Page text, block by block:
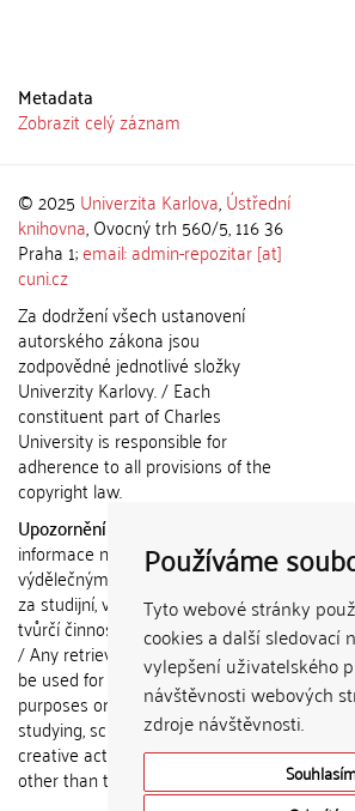
Používáme
Tyto webové stránky
cookies a další sledovací
vylepšení uživatelského
návštěvnosti webových
zdroje návštěvnosti.
Metadata
Zobrazit celý záznam
© 2025 Univerzita Karlova,Ústřední
knihovna, Ovocný trh 560/5, 116 36
Praha 1;email: admin-repozitar [at]
cuni.cz
Za dodržení všech ustanovení
autorského zákona jsou
zodpovědné jednotlivé složky
Univerzity Karlovy. / Each
constituent part of Charles
University is responsible for
adherence to all provisions of the
copyright law.
Upozornění / Notice:
informace nemohou být použity k
výdělečným účelům nebo vydávány
za studijní, vědeckou nebo jinou
tvůrčí činnost jiné osoby než autora.
/ Any retrieved information shall not
be used for any commercial
purposes or claimed as results of
studying, scientific or any other
creative activities of any person
other than the author.